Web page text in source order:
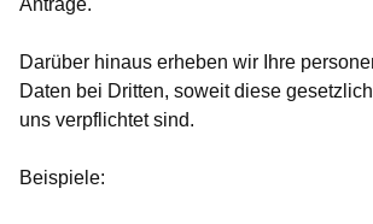
Anträge.
Darüber hinaus erheben wir Ihre
Daten bei Dritten, soweit diese
uns verpflichtet sind.
Beispiele: